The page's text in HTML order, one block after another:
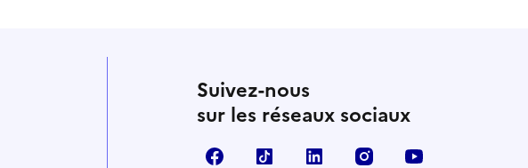
Suivez-nous
sur les réseaux sociaux
FacebookTikTok LinkedIn Instagram